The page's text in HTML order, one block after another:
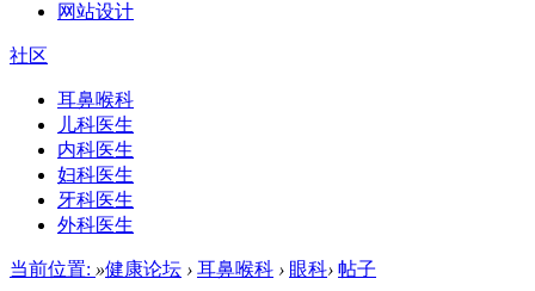
网站设计
社区
耳鼻喉科
儿科医生
内科医生
妇科医生
牙科医生
外科医生
当前位置: »健康论坛 › 耳鼻喉科 › 眼科› 帖子